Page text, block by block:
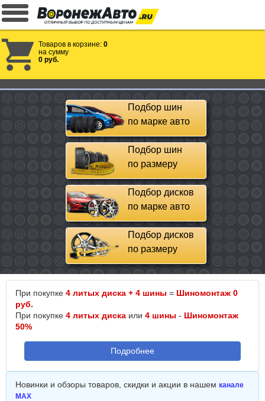
Товаров в корзине: 0
на сумму
0 руб.
Подбор шин
по марке авто
Подбор шин
по размеру
Подбор дисков
по марке авто
Подбор дисков
по размеру
При покупке 4 литых диска + 4 шины = Шиномонтаж 0
руб.
При покупке 4 литых диска или 4 шины - Шиномонтаж
50%
Подробнее
Новинки и обзоры товаров, скидки и акции в нашем канале
MAX